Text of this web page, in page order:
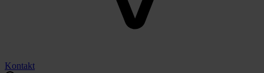
Kontakt